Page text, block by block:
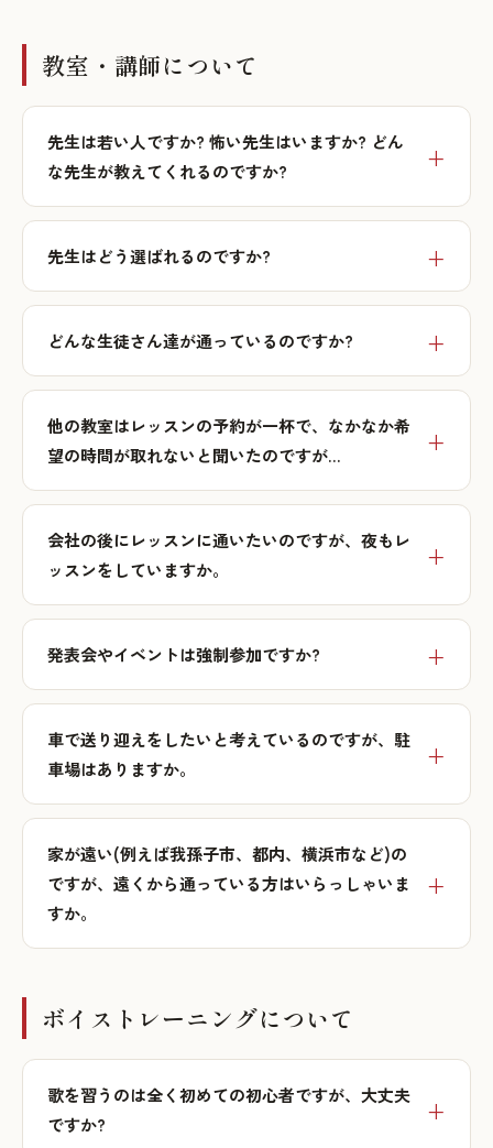
教室・講師について
先生は若い人ですか? 怖い先生はいますか? どん
な先生が教えてくれるのですか?
先生はどう選ばれるのですか?
どんな生徒さん達が通っているのですか?
他の教室はレッスンの予約が一杯で、なかなか希
望の時間が取れないと聞いたのですが…
会社の後にレッスンに通いたいのですが、夜もレ
ッスンをしていますか。
発表会やイベントは強制参加ですか?
車で送り迎えをしたいと考えているのですが、駐
車場はありますか。
家が遠い(例えば我孫子市、都内、横浜市など)の
ですが、遠くから通っている方はいらっしゃいま
すか。
ボイストレーニングについて
歌を習うのは全く初めての初心者ですが、大丈夫
ですか?